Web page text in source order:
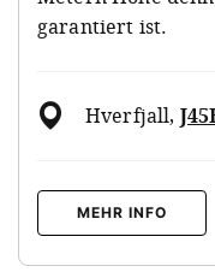
garantiert ist.
Hverfjall,
MEHR INFO